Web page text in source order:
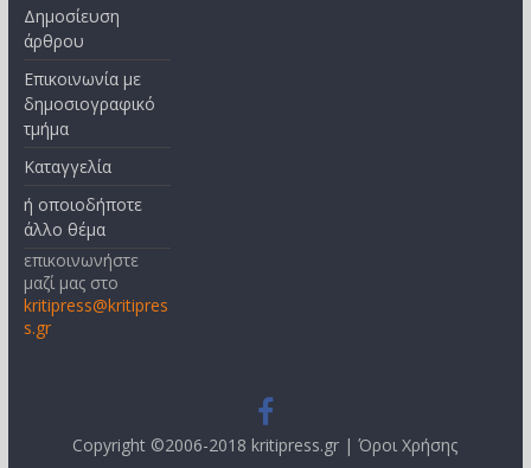
Δημοσίευση
άρθρου
Επικοινωνία με
δημοσιογραφικό
τμήμα
Καταγγελία
ή οποιοδήποτε
άλλο θέμα
επικοινωνήστε
μαζί μας στο
kritipress@kritipres
s.gr
Copyright ©2006-2018 kritipress.gr |Όροι Χρήσης